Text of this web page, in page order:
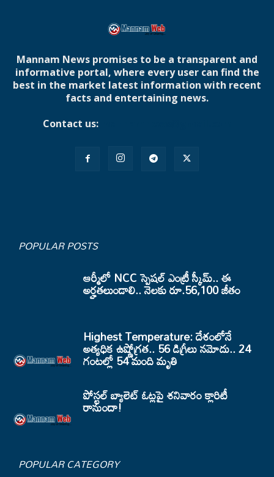
Mannam News promises to be a transparent and
informative portal, where every user can find the
best in the market latest information with recent
facts and entertaining news.
Contact us:
POPULAR POSTS
ఆర్మీలో NCC స్పెషల్ ఎంట్రీ స్కీమ్.. ఈ
అర్హతలుండాలి.. నెలకు రూ.56,100 జీతం
Highest Temperature: దేశంలోనే
అత్యధిక ఉష్ణోగ్రత.. 56 డిగ్రీలు నమోదు.. 24
గంటల్లో 54 మంది మృతి
పోస్టల్ బ్యాలెట్ ఓట్లపై శనివారం క్లారిటీ
రానుందా!
POPULAR CATEGORY